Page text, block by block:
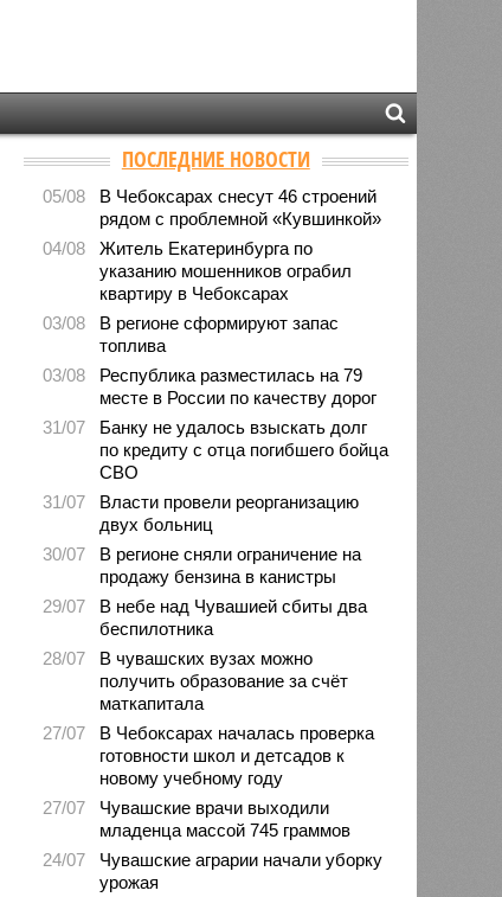
ПОСЛЕДНИЕ НОВОСТИ
05/08
В Чебоксарах снесут 46 строений
рядом с проблемной «Кувшинкой»
04/08
Житель Екатеринбурга по
указанию мошенников ограбил
квартиру в Чебоксарах
03/08
В регионе сформируют запас
топлива
03/08
Республика разместилась на 79
месте в России по качеству дорог
31/07
Банку не удалось взыскать долг
по кредиту с отца погибшего бойца
СВО
31/07
Власти провели реорганизацию
двух больниц
30/07
В регионе сняли ограничение на
продажу бензина в канистры
29/07
В небе над Чувашией сбиты два
беспилотника
28/07
В чувашских вузах можно
получить образование за счёт
маткапитала
27/07
В Чебоксарах началась проверка
готовности школ и детсадов к
новому учебному году
27/07
Чувашские врачи выходили
младенца массой 745 граммов
24/07
Чувашские аграрии начали уборку
урожая